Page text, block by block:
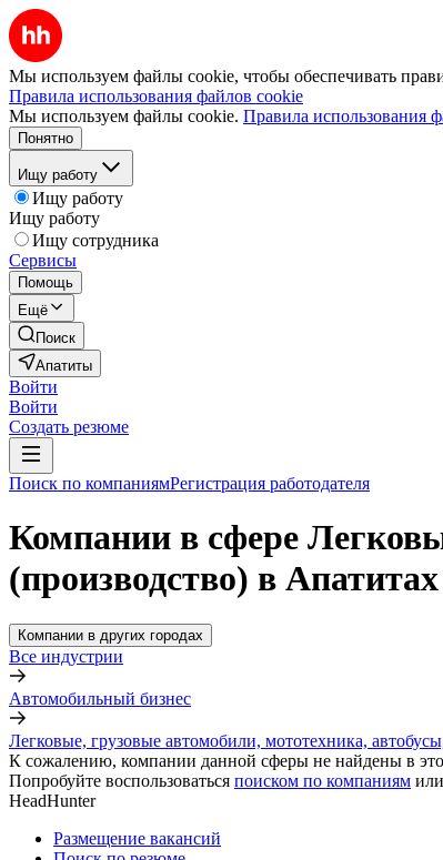
Мы используем файлы cookie, чтобы обеспечивать
Правила использования файлов cookie
Мы используем файлы cookie. Правила использования
Понятно
Ищу работу
Ищу работу
Ищу работу
Ищу сотрудника
Сервисы
Помощь
Ещё
Поиск
Апатиты
Войти
Войти
Создать резюме
Поиск по компаниямРегистрация работодателя
Компании в сфере
(производство) в Апатитах
Компании в других городах
Все индустрии
Автомобильный бизнес
Легковые, грузовые автомобили, мототехника,
К сожалению, компании данной сферы не найдены в
Попробуйте воспользоваться поиском по компаниям
HeadHunter
Размещение вакансий